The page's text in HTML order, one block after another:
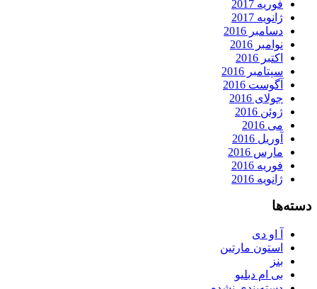
فوریه 2017
ژانویه 2017
دسامبر 2016
نوامبر 2016
اکتبر 2016
سپتامبر 2016
آگوست 2016
جولای 2016
ژوئن 2016
می 2016
آوریل 2016
مارس 2016
فوریه 2016
ژانویه 2016
دسته‌ها
آ او دی
استون مارتین
بنز
بی ام دبلیو